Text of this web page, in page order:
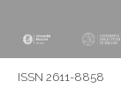
ISSN 2611-8858